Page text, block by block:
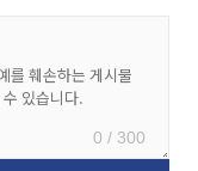
0 / 300